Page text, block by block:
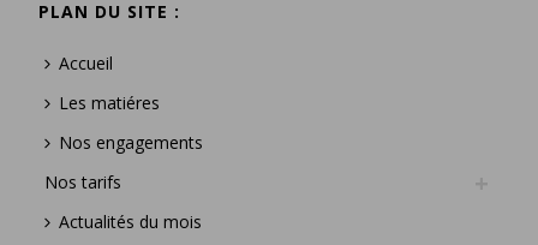
PLAN DU SITE :
Accueil
Les matiéres
Nos engagements
Nos tarifs
Actualités du mois